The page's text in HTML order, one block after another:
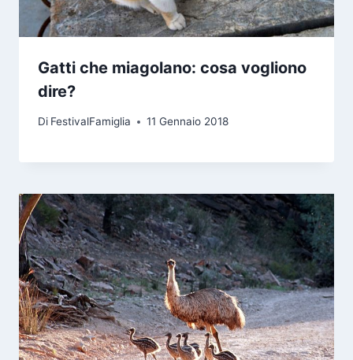
Gatti che miagolano: cosa vogliono
dire?
Di FestivalFamiglia 11 Gennaio 2018